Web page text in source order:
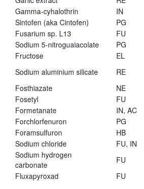
Gamma-cyhalothrin
IN
Sintofen (aka Cintofen)
PG
Fusarium sp. L13
FU
Sodium 5-nitroguaiacolate
PG
Fructose
EL
Sodium aluminium silicate
RE
Fosthiazate
NE
Fosetyl
FU
Formetanate
IN, AC
Forchlorfenuron
PG
Foramsulfuron
HB
Sodium chloride
FU, IN
Sodium hydrogen
carbonate
FU
Fluxapyroxad
FU